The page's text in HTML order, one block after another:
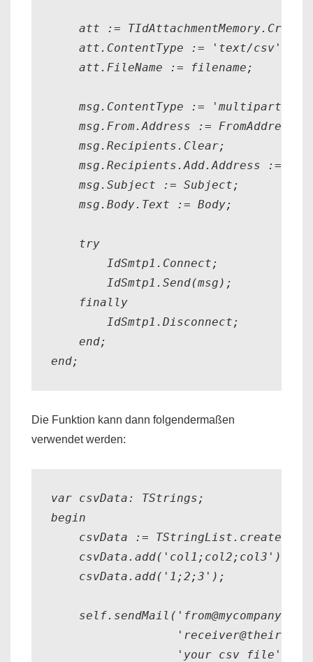
att :=
    att.ContentType := 'text/csv';
    att.FileName := filename;
msg.ContentType := 'multipart/
    msg.From.Address := FromAddress;
    msg.Recipients.Clear;
msg.Recipients.Add.Address :=
    msg.Subject := Subject;
    msg.Body.Text := Body;
    try
        IdSmtp1.Connect;
        IdSmtp1.Send(msg);
    finally
        IdSmtp1.Disconnect;
    end;
end;
Die Funktion kann dann folgendermaßen
verwendet werden:
var csvData: TStrings;
begin
    csvData := TStringList.create;
    csvData.add('col1;col2;col3');
    csvData.add('1;2;3');
                  'your csv file',